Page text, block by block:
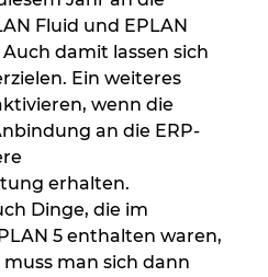
Fluid und EPLAN
damit lassen sich
Ein weiteres
wenn die
an die ERP-
erhalten.
Dinge, die im
5 enthalten waren,
man sich dann